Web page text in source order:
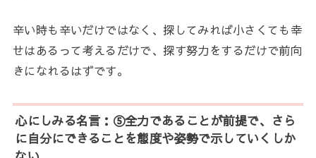
辛い時も辛いだけではなく、探してみれば小さくても幸
せはあるって考えるだけで、探す努力をするだけで前向
きになれるはずです。
心にしみる名言：⑤全力であることが前提で、さら
に自分にできることを態度や姿勢で示していくしか